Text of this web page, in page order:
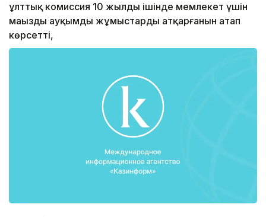
ұлттық комиссия 10 жылдың ішінде мемлекет үшін
маңызды ауқымды жұмыстарды атқарғанын атап
көрсетті,